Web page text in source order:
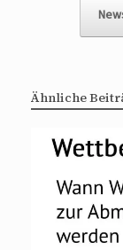
Ähnliche